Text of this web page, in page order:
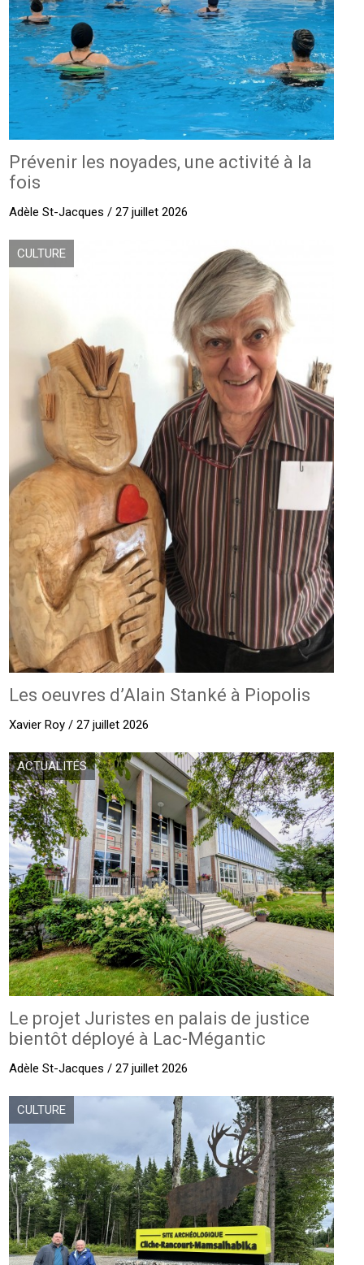
Prévenir les noyades, une activité à la
fois
Adèle St-Jacques / 27 juillet 2026
CULTURE
Les oeuvres d’Alain Stanké à Piopolis
Xavier Roy / 27 juillet 2026
ACTUALITÉS
Le projet Juristes en palais de justice
bientôt déployé à Lac-Mégantic
Adèle St-Jacques / 27 juillet 2026
CULTURE